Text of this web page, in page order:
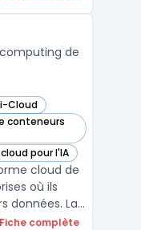
une gestion
de
Cloud
catégorie
conteneurs
pour l'IA
catégorie
cloud de
où ils
données. La
clients
Fiche complète